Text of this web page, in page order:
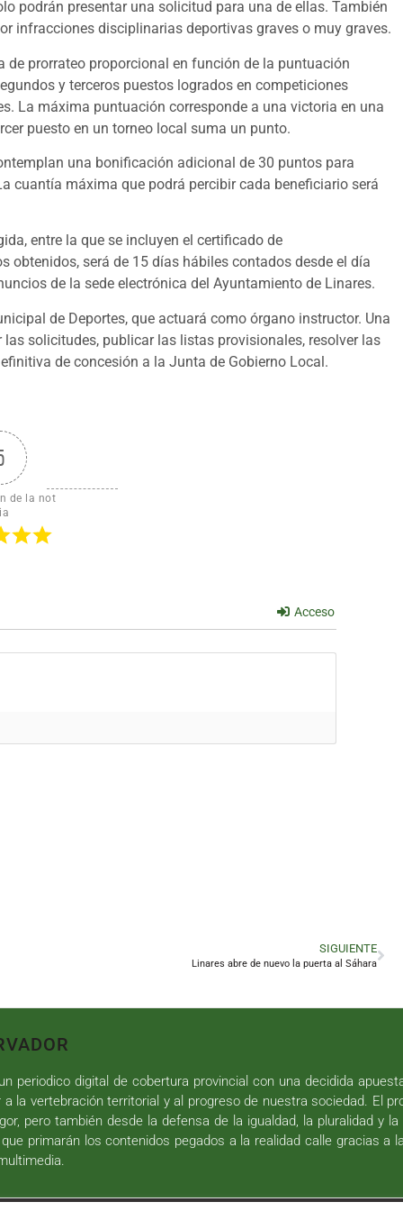
podrán presentar una solicitud para una de ellas. También
infracciones disciplinarias deportivas graves o muy graves.
prorrateo proporcional en función de la puntuación
y terceros puestos logrados en competiciones
La máxima puntuación corresponde a una victoria en una
puesto en un torneo local suma un punto.
una bonificación adicional de 30 puntos para
cuantía máxima que podrá percibir cada beneficiario será
entre la que se incluyen el certificado de
será de 15 días hábiles contados desde el día
de la sede electrónica del Ayuntamiento de Linares.
de Deportes, que actuará como órgano instructor. Una
solicitudes, publicar las listas provisionales, resolver las
de concesión a la Junta de Gobierno Local.
de la not
Acceso
SIGUIENTE
Linares abre de nuevo la puerta al Sáhara
periodico digital de cobertura provincial con una decidida
a la vertebración territorial y al progreso de nuestra sociedad. El
pero también desde la defensa de la igualdad, la pluralidad y
primarán los contenidos pegados a la realidad calle gracias a